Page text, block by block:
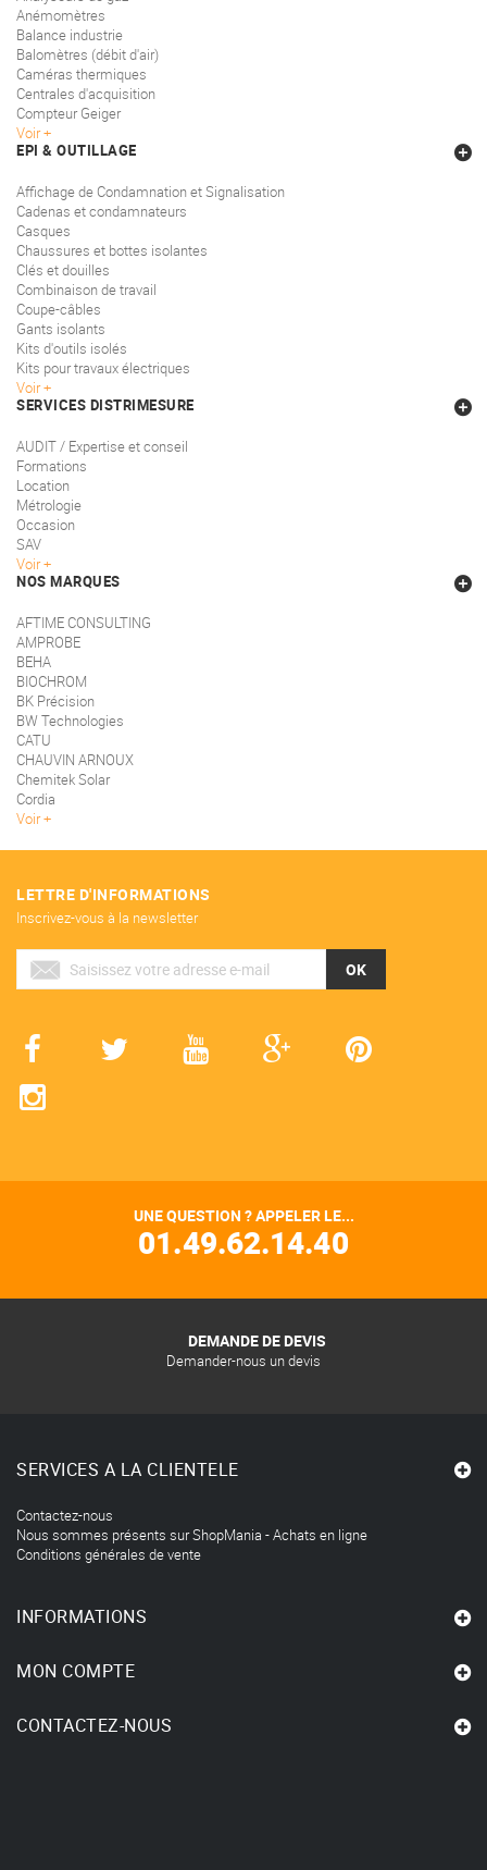
Anémomètres
Balance industrie
Balomètres (débit d'air)
Caméras thermiques
Centrales d'acquisition
Compteur Geiger
Voir
EPI & OUTILLAGE
Affichage de Condamnation et Signalisation
Cadenas et condamnateurs
Casques
Chaussures et bottes isolantes
Clés et douilles
Combinaison de travail
Coupe-câbles
Gants isolants
Kits d'outils isolés
Kits pour travaux électriques
Voir
SERVICES DISTRIMESURE
AUDIT / Expertise et conseil
Formations
Location
Métrologie
Occasion
SAV
Voir
NOS MARQUES
AFTIME CONSULTING
AMPROBE
BEHA
BIOCHROM
BK Précision
BW Technologies
CATU
CHAUVIN ARNOUX
Chemitek Solar
Cordia
Voir
LETTRE D'INFORMATIONS
Inscrivez-vous à la newsletter
OK
UNE QUESTION ? APPELER LE...
01.49.62.14.40
DEMANDE DE DEVIS
Demander-nous un devis
SERVICES A LA CLIENTELE
Contactez-nous
Nous sommes présents sur ShopMania - Achats en ligne
Conditions générales de vente
INFORMATIONS
MON COMPTE
CONTACTEZ-NOUS